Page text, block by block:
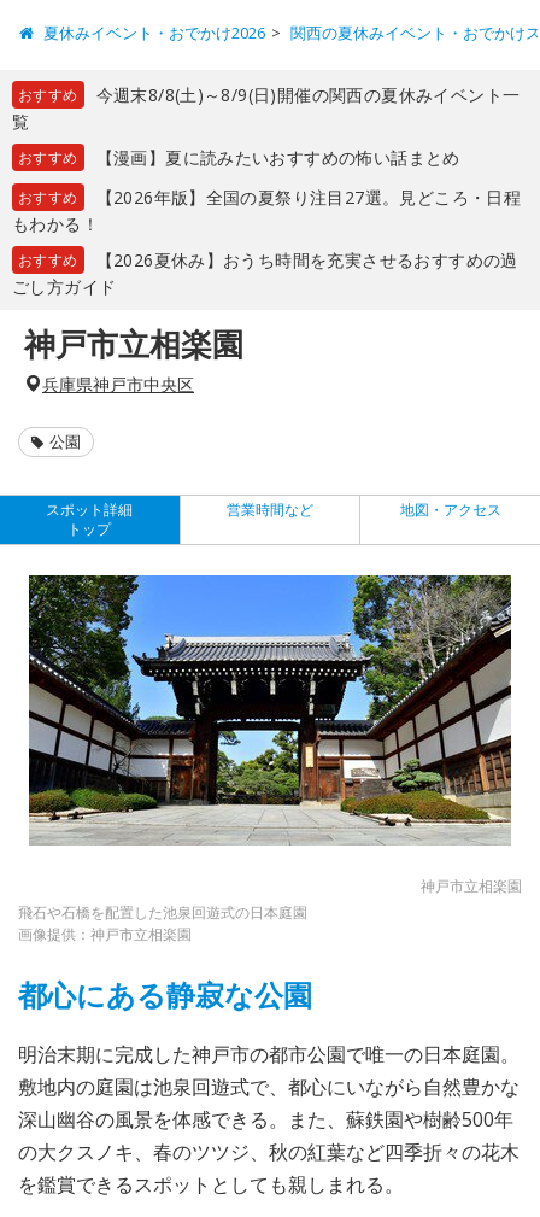
夏休みイベント・おでかけ2026 関西の夏休みイベント・おでかけ
おすすめ
今週末8/8(土)～8/9(日)開催の関西の夏休みイベント一
覧
おすすめ 【漫画】夏に読みたいおすすめの怖い話まとめ
おすすめ
【2026年版】全国の夏祭り注目27選。見どころ・日程
もわかる！
おすすめ
【2026夏休み】おうち時間を充実させるおすすめの過
ごし方ガイド
神戸市立相楽園
兵庫県神戸市中央区
公園
スポット詳細
トップ
営業時間など 地図・アクセス
神戸市立相楽園
飛石や石橋を配置した池泉回遊式の日本庭園
画像提供：神戸市立相楽園
都心にある静寂な公園
明治末期に完成した神戸市の都市公園で唯一の日本庭園。
敷地内の庭園は池泉回遊式で、都心にいながら自然豊かな
深山幽谷の風景を体感できる。また、蘇鉄園や樹齢500年
の大クスノキ、春のツツジ、秋の紅葉など四季折々の花木
を鑑賞できるスポットとしても親しまれる。